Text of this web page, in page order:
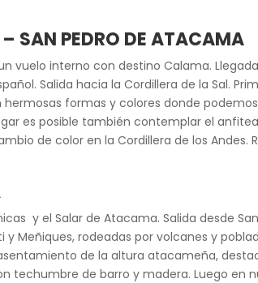
SAN PEDRO DE ATACAMA
vuelo interno con destino Calama.
Salida hacia la Cordillera de la Sal.
formas y colores donde
es posible también contemplar el
de color en la Cordillera de los Andes.
y el Salar de Atacama. Salida desde
Meñiques, rodeadas por volcanes y
de la altura atacameña,
techumbre de barro y madera. Luego en